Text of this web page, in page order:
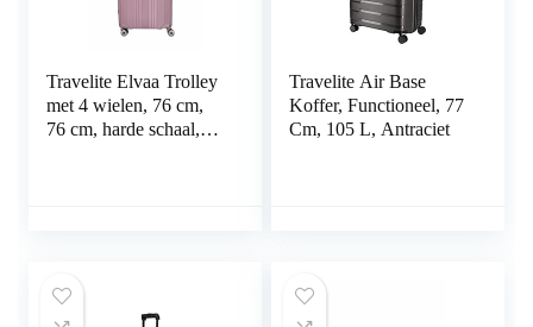
Travelite Elvaa Trolley
met 4 wielen, 76 cm,
76 cm, harde schaal,
Travelite Air Base
Koffer, Functioneel, 77
Cm, 105 L, Antraciet